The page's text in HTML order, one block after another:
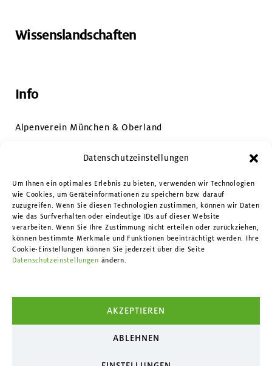
Datenschutzeinstellungen
Um Ihnen ein optimales Erlebnis zu bieten, verwenden wir Technologien
wie Cookies, um Geräteinformationen zu speichern bzw. darauf
zuzugreifen. Wenn Sie diesen Technologien zustimmen, können wir Daten
wie das Surfverhalten oder eindeutige IDs auf dieser Website
verarbeiten. Wenn Sie Ihre Zustimmung nicht erteilen oder zurückziehen,
können bestimmte Merkmale und Funktionen beeinträchtigt werden. Ihre
Cookie-Einstellungen können Sie jederzeit über die Seite
Datenschutzeinstellungen ändern.
AKZEPTIEREN
ABLEHNEN
Wissenslandschaften
Info
Alpenverein München & Oberland
Kontakt
Facebook